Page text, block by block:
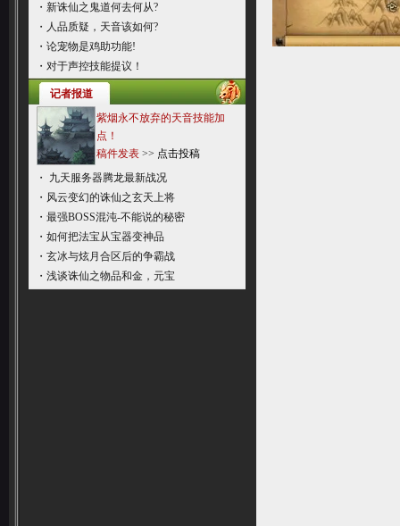
・新诛仙之鬼道何去何从?
・ 人品质疑，天音该如何?
・论宠物是鸡助功能!
・对于声控技能提议！
记者报道
紫烟永不放弃的天音技能加
点！
稿件发表>> 点击投稿
・
九天服务器腾龙最新战况
・ 风云变幻的诛仙之玄天上将
・最强BOSS混沌-不能说的秘密
・如何把法宝从宝器变神品
・玄冰与炫月合区后的争霸战
・浅谈诛仙之物品和金，元宝